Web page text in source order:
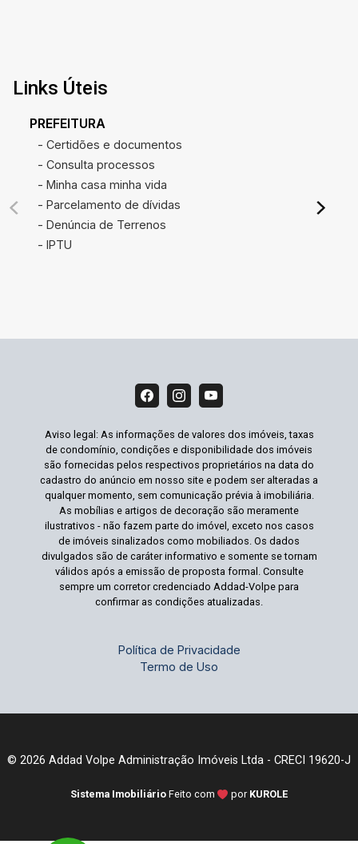
Links Úteis
PREFEITURA
- Certidões e documentos
- Consulta processos
- Minha casa minha vida
- Parcelamento de dívidas
- Denúncia de Terrenos
- IPTU
Aviso legal: As informações de valores dos imóveis, taxas
de condomínio, condições e disponibilidade dos imóveis
são fornecidas pelos respectivos proprietários na data do
cadastro do anúncio em nosso site e podem ser alteradas a
qualquer momento, sem comunicação prévia à imobiliária.
As mobílias e artigos de decoração são meramente
ilustrativos - não fazem parte do imóvel, exceto nos casos
de imóveis sinalizados como mobiliados. Os dados
divulgados são de caráter informativo e somente se tornam
válidos após a emissão de proposta formal. Consulte
sempre um corretor credenciado Addad-Volpe para
confirmar as condições atualizadas.
Política de Privacidade
Termo de Uso
© 2026 Addad Volpe Administração Imóveis Ltda - CRECI 19620-J
Sistema Imobiliário Feito com por KUROLE